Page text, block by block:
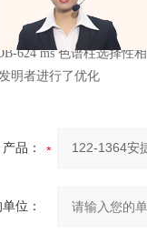
展了应用范围，使低分
证每根色谱柱的优异性能
624 ms 色谱柱选择性
明者进行了优化
产品：
位：